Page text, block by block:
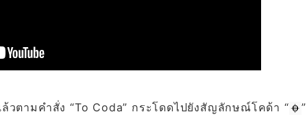
ล้วตามคำสั่ง “To Coda” กระโดดไปยังสัญลักษณ์โคด้า “ ”